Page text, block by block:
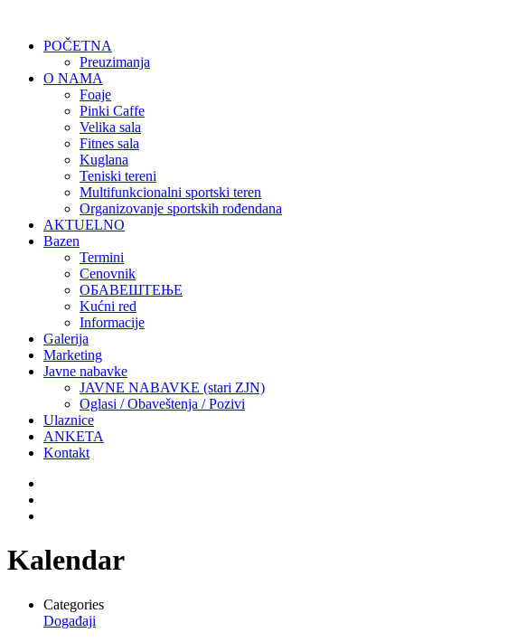
POČETNA
Preuzimanja
O NAMA
Foaje
Pinki Caffe
Velika sala
Fitnes sala
Kuglana
Teniski tereni
Multifunkcionalni sportski teren
Organizovanje sportskih rođendana
AKTUELNO
Bazen
Termini
Cenovnik
ОБАВЕШТЕЊЕ
Kućni red
Informacije
Galerija
Marketing
Javne nabavke
JAVNE NABAVKE (stari ZJN)
Oglasi / Obaveštenja / Pozivi
Ulaznice
ANKETA
Kontakt
Kalendar
Categories
Događaji